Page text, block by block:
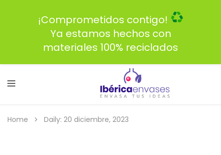
Home Daily: 20 diciembre, 2023
¡Comprometidos contigo!
Ya estamos hechos con
materiales 100% reciclados